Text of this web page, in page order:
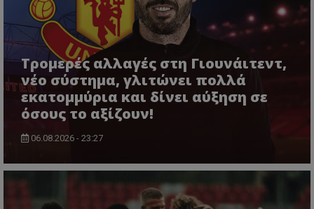
Τρομερές αλλαγές στη Γιουνάιτεντ,
νέο σύστημα, γλιτώνει πολλά
εκατομμύρια και δίνει αύξηση σε
όσους το αξίζουν!
06.08.2026 - 23:27